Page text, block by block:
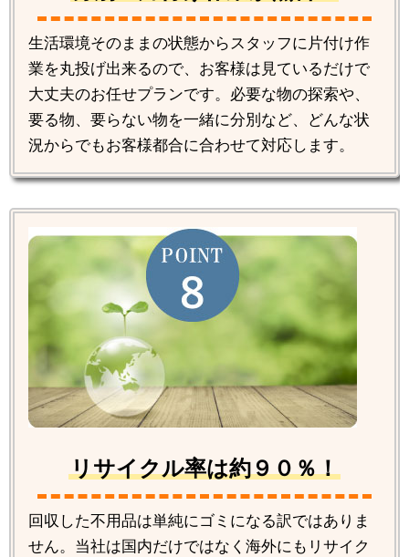
生活環境そのままの状態からスタッフに片付け作
業を丸投げ出来るので、お客様は見ているだけで
大丈夫のお任せプランです。必要な物の探索や、
要る物、要らない物を一緒に分別など、どんな状
況からでもお客様都合に合わせて対応します。
リサイクル率は約９０％！
回収した不用品は単純にゴミになる訳ではありま
せん。当社は国内だけではなく海外にもリサイク